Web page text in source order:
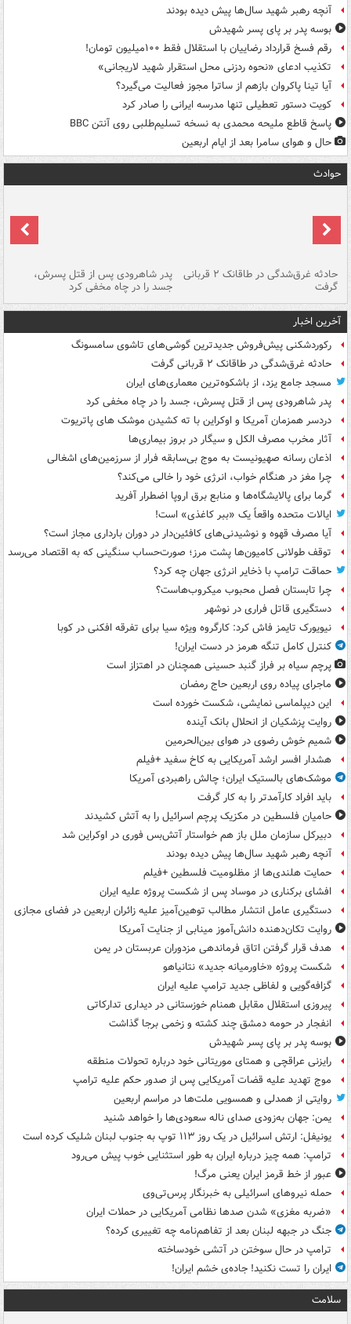
آنچه رهبر شهید سال‌ها پیش دیده بودند
بوسه‌ پدر بر پای پسر شهیدش
رقم فسخ قرارداد رضاییان با استقلال فقط ۱۰۰میلیون تومان!
تکذیب ادعای «نحوه ردزنی محل استقرار شهید لاریجانی»
آیا تینا پاکروان بازهم از ساترا مجوز فعالیت می‌گیرد؟
کویت دستور تعطیلی تنها مدرسه ایرانی را صادر کرد
پاسخ قاطع ملیحه محمدی به نسخه تسلیم‌طلبی روی آنتن BBC
حال و هوای سامرا بعد از ایام اربعین
حوادث
حادثه غرق‌شدگی در طاقانک ۲ قربانی
گرفت
پدر شاهرودی پس از قتل پسرش،
جسد را در چاه مخفی کرد
آخرین اخبار
رکوردشکنی پیش‌فروش جدیدترین گوشی‌های تاشوی سامسونگ
حادثه غرق‌شدگی در طاقانک ۲ قربانی گرفت
مسجد جامع یزد، از باشکوه‌ترین معماری‌های ایران
پدر شاهرودی پس از قتل پسرش، جسد را در چاه مخفی کرد
دردسر همزمان آمریکا و اوکراین با ته کشیدن موشک های پاتریوت
آثار مخرب مصرف الکل و سیگار در بروز بیماری‌ها
اذعان رسانه صهیونیست به موج بی‌سابقه فرار از سرزمین‌های اشغالی
چرا مغز در هنگام خواب، انرژی خود را خالی می‌کند؟
گرما برای پالایشگاه‌ها و منابع برق اروپا اضطرار آفرید
ایالات متحده واقعاً یک «ببر کاغذی» است!
آیا مصرف قهوه و نوشیدنی‌های کافئین‌دار در دوران بارداری مجاز است؟
توقف طولانی کامیون‌ها پشت مرز؛ صورت‌حساب سنگینی که به اقتصاد می‌رسد
حماقت ترامپ با ذخایر انرژی جهان چه کرد؟
چرا تابستان فصل محبوب میکروب‌هاست؟
دستگیری قاتل فراری در نوشهر
نیویورک تایمز فاش کرد: کارگروه ویژه سیا برای تفرقه افکنی در کوبا
کنترل کامل تنگه هرمز در دست ایران!
پرچم سیاه بر فراز گنبد حسینی همچنان در اهتزاز است
ماجرای پیاده روی اربعین حاج رمضان
این دیپلماسی نمایشی، شکست خورده است
روایت پزشکیان از انحلال بانک آینده
شمیم خوش رضوی در هوای بین‌الحرمین
هشدار افسر ارشد آمریکایی به کاخ سفید +فیلم
موشک‌های بالستیک ایران؛ چالش راهبردی آمریکا
باید افراد کارآمدتر را به کار گرفت
حامیان فلسطین در مکزیک پرچم اسرائیل را به آتش کشیدند
دبیرکل سازمان ملل باز هم خواستار آتش‌بس فوری در اوکراین شد
آنچه رهبر شهید سال‌ها پیش دیده بودند
حمایت هلندی‌ها از مظلومیت فلسطین +فیلم
افشای برکناری در موساد پس از شکست پروژه علیه ایران
دستگیری عامل انتشار مطالب توهین‌آمیز علیه زائران اربعین در فضای مجازی
روایت تکان‌دهنده دانش‌آموز مینابی از جنایت آمریکا
هدف قرار گرفتن اتاق‌ فرماندهی مزدوران عربستان در یمن
شکست پروژه «خاورمیانه جدید» نتانیاهو
گزافه‌گویی و لفاظی جدید ترامپ علیه ایران
پیروزی استقلال مقابل همنام خوزستانی در دیداری تدارکاتی
انفجار در حومه دمشق چند کشته و زخمی برجا گذاشت
بوسه‌ پدر بر پای پسر شهیدش
رایزنی عراقچی و همتای موریتانی خود درباره تحولات منطقه
موج تهدید علیه قضات آمریکایی پس از صدور حکم علیه ترامپ
روایتی از همدلی و همسویی ملت‌ها در مراسم اربعین
یمن: جهان به‌زودی صدای ناله سعودی‌ها را خواهد شنید
یونیفل: ارتش اسرائیل در یک روز ۱۱۳ توپ به جنوب لبنان شلیک کرده است
ترامپ: همه چیز درباره ایران به طور استثنایی خوب پیش می‌رود
عبور از خط قرمز ایران یعنی مرگ!
حمله نیروهای اسرائیلی به خبرنگار پرس‌تی‌وی
«ضربه مغزی» شدن صدها نظامی آمریکایی در حملات ایران
جنگ در جبهه لبنان بعد از تفاهم‌نامه چه تغییری کرده؟
ترامپ در حال سوختن در آتشی خودساخته
ایران را تست نکنید! جاده‌ی خشم ایران!
سلامت